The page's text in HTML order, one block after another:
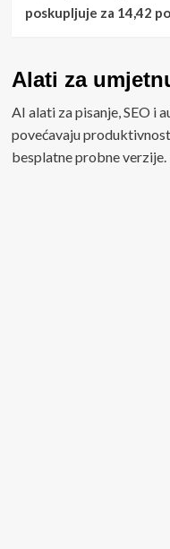
poskupljuje za 14,42
Alati za
AI alati za pisanje, SEO i
povećavaju
besplatne probne verzije.